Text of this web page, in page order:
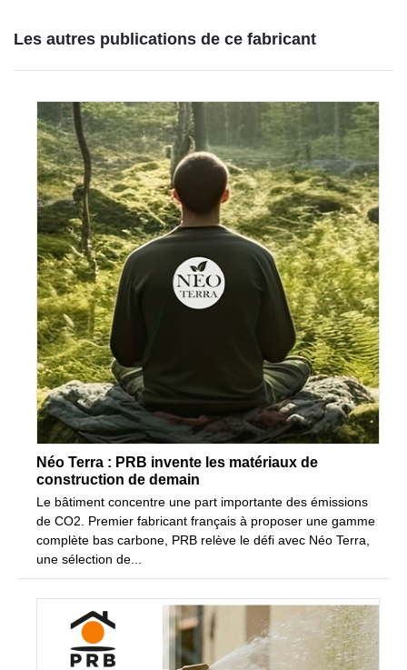
Les autres publications de ce fabricant
Néo Terra : PRB invente les matériaux de
construction de demain
Le bâtiment concentre une part importante des émissions
de CO2. Premier fabricant français à proposer une gamme
complète bas carbone, PRB relève le défi avec Néo Terra,
une sélection de...